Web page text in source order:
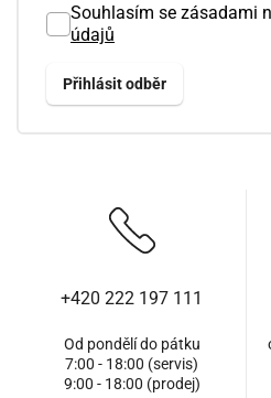
Souhlasím se zásadami
údajů
+420 222 197 111
Od pondělí do pátku
7:00 - 18:00 (servis)
9:00 - 18:00 (prodej)